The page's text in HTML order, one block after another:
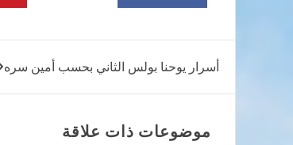
تصفّح
المقالات
أسرار يوحنا بولس الثاني بحسب أمين سره
موضوعات ذات علاقة